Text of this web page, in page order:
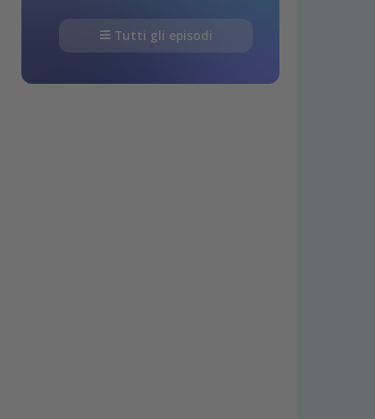
Tutti gli episodi